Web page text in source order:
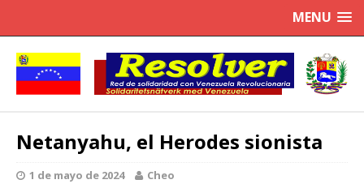
MENU
Netanyahu, el Herodes sionista
1 de mayo de 2024 Cheo